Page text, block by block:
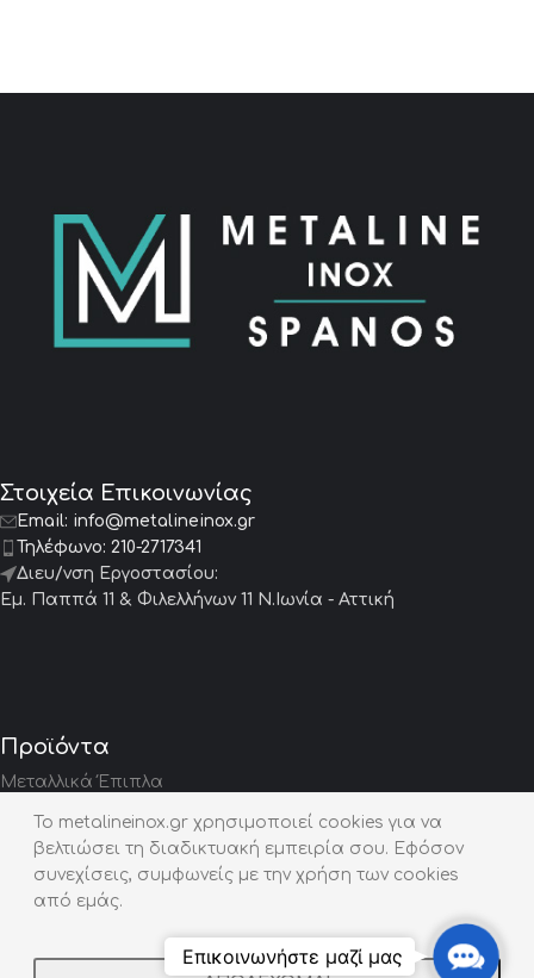
Στοιχεία Επικοινωνίας
Email: info@metalineinox.gr
Τηλέφωνο: 210-2717341
Διευ/νση Εργοστασίου:
Εμ. Παππά 11 & Φιλελλήνων 11 Ν.Ιωνία - Αττική
Προϊόντα
Μεταλλικά Έπιπλα
Μεταλλικά Συντριβάνια
Μεταλλικές Σκάλες
Πόρτες – Γκαραζόπορτες
Κιγκλιδώματα / Κουπαστές
To metalineinox.gr χρησιμοποιεί cookies για να
βελτιώσει τη διαδικτυακή εμπειρία σου. Εφόσον
συνεχίσεις, συμφωνείς με την χρήση των cookies
από εμάς.
Contact
Επικοινωνήστε μαζί μας